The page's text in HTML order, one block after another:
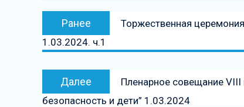
Навигация
записям
Ранее
запись:
Торжественная
1.03.2024. ч.1
Далее
запись
Пленарное совещание
безопасность и дети” 1.03.2024